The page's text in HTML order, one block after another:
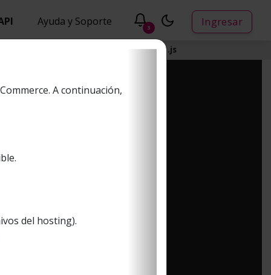
Ayuda y Soporte 3 Ingresar
A continuación,
del hosting).
Node.js